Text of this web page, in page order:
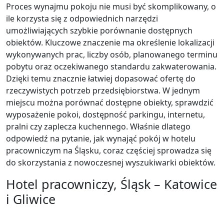
Proces wynajmu pokoju nie musi być skomplikowany, o
ile korzysta się z odpowiednich narzędzi
umożliwiających szybkie porównanie dostępnych
obiektów. Kluczowe znaczenie ma określenie lokalizacji
wykonywanych prac, liczby osób, planowanego terminu
pobytu oraz oczekiwanego standardu zakwaterowania.
Dzięki temu znacznie łatwiej dopasować ofertę do
rzeczywistych potrzeb przedsiębiorstwa. W jednym
miejscu można porównać dostępne obiekty, sprawdzić
wyposażenie pokoi, dostępność parkingu, internetu,
pralni czy zaplecza kuchennego. Właśnie dlatego
odpowiedź na pytanie, jak wynająć pokój w hotelu
pracowniczym na Śląsku, coraz częściej sprowadza się
do skorzystania z nowoczesnej wyszukiwarki obiektów.
Hotel pracowniczy, Śląsk – Katowice
i Gliwice